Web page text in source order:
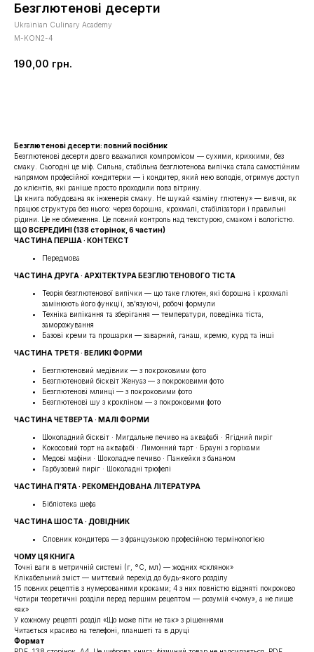
Безглютенові десерти
Ukrainian Culinary Academy
M-KON2-4
190,00 грн.
Безглютенові десерти: повний посібник
Безглютенові десерти довго вважалися компромісом — сухими, крихкими, без
смаку. Сьогодні це міф. Сильна, стабільна безглютенова випічка стала самостійним
напрямом професійної кондитерки — і кондитер, який нею володіє, отримує доступ
до клієнтів, які раніше просто проходили повз вітрину.
Ця книга побудована як інженерія смаку. Не шукай «заміну глютену» — вивчи, як
працює структура без нього: через борошна, крохмалі, стабілізатори і правильні
рідини. Це не обмеження. Це повний контроль над текстурою, смаком і вологістю.
ЩО ВСЕРЕДИНІ (138 сторінок, 6 частин)
ЧАСТИНА ПЕРША · КОНТЕКСТ
Передмова
ЧАСТИНА ДРУГА · АРХІТЕКТУРА БЕЗГЛЮТЕНОВОГО ТІСТА
Теорія безглютенової випічки — що таке глютен, які борошна і крохмалі
замінюють його функції, зв'язуючі, робочі формули
Техніка випікання та зберігання — температури, поведінка тіста,
заморожування
Базові креми та прошарки — заварний, ганаш, кремю, курд та інші
ЧАСТИНА ТРЕТЯ · ВЕЛИКІ ФОРМИ
Безглютеновий медівник — з покроковими фото
Безглютеновий бісквіт Женуаз — з покроковими фото
Безглютенові млинці — з покроковими фото
Безглютенові шу з крокліном — з покроковими фото
ЧАСТИНА ЧЕТВЕРТА · МАЛІ ФОРМИ
Шоколадний бісквіт · Мигдальне печиво на аквафабі · Ягідний пиріг
Кокосовий торт на аквафабі · Лимонний тарт · Брауні з горіхами
Медові мафіни · Шоколадне печиво · Панкейки з бананом
Гарбузовий пиріг · Шоколадні трюфелі
ЧАСТИНА П'ЯТА · РЕКОМЕНДОВАНА ЛІТЕРАТУРА
Бібліотека шефа
ЧАСТИНА ШОСТА · ДОВІДНИК
Словник кондитера — з французькою професійною термінологією
ЧОМУ ЦЯ КНИГА
Точні ваги в метричній системі (г, °C, мл) — жодних «склянок»
Клікабельний зміст — миттєвий перехід до будь-якого розділу
15 повних рецептів з нумерованими кроками; 4 з них повністю відзняті покроково
Чотири теоретичні розділи перед першим рецептом — розумій «чому», а не лише
«як»
У кожному рецепті розділ «Що може піти не так» з рішеннями
Читається красиво на телефоні, планшеті та в друці
Формат